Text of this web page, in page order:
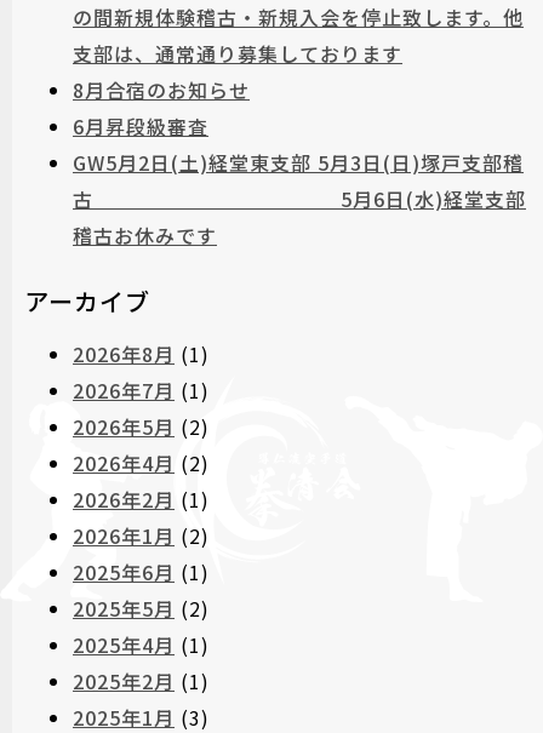
の間新規体験稽古・新規入会を停止致します。他
支部は、通常通り募集しております
8月合宿のお知らせ
6月昇段級審査
GW5月2日(土)経堂東支部 5月3日(日)塚戸支部稽
古 5月6日(水)経堂支部
稽古お休みです
アーカイブ
2026年8月 (1)
2026年7月 (1)
2026年5月 (2)
2026年4月 (2)
2026年2月 (1)
2026年1月 (2)
2025年6月 (1)
2025年5月 (2)
2025年4月 (1)
2025年2月 (1)
2025年1月 (3)